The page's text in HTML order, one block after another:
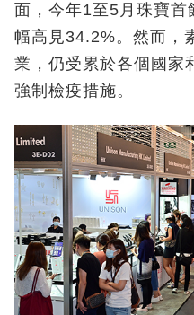
面，今年1至5月珠寶
幅高見34.2%。然而，
業，仍受累於各個國家
強制檢疫措施。